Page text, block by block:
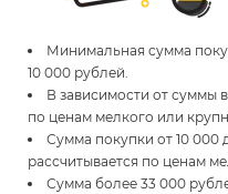
Минимальная сумма
10 000 рублей.
В зависимости от суммы
по ценам мелкого или
Сумма покупки от 10 000
рассчитывается по ценам
Сумма более 33 000